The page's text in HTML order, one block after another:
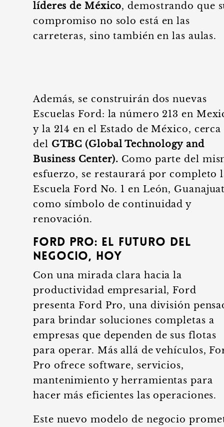
líderes de México, demostrando que
compromiso no solo está en las
carreteras, sino también en las aulas.
Además, se construirán dos nuevas
Escuelas Ford: la número 213 en
y la 214 en el Estado de México, cerca
del GTBC (Global Technology and
Business Center). Como parte del
esfuerzo, se restaurará por completo
Escuela Ford No. 1 en León,
como símbolo de continuidad y
renovación.
Ford Pro: el futuro del
negocio, hoy
Con una mirada clara hacia la
productividad empresarial, Ford
presenta Ford Pro, una división
para brindar soluciones completas a
empresas que dependen de sus flotas
para operar. Más allá de vehículos,
Pro ofrece software, servicios,
mantenimiento y herramientas para
hacer más eficientes las operaciones.
Este nuevo modelo de negocio